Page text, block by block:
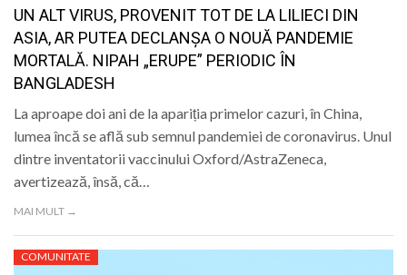
UN ALT VIRUS, PROVENIT TOT DE LA LILIECI DIN
ASIA, AR PUTEA DECLANȘA O NOUĂ PANDEMIE
MORTALĂ. NIPAH „ERUPE” PERIODIC ÎN
BANGLADESH
La aproape doi ani de la apariția primelor cazuri, în China,
lumea încă se află sub semnul pandemiei de coronavirus. Unul
dintre inventatorii vaccinului Oxford/AstraZeneca,
avertizează, însă, că…
MAI MULT →
COMUNITATE